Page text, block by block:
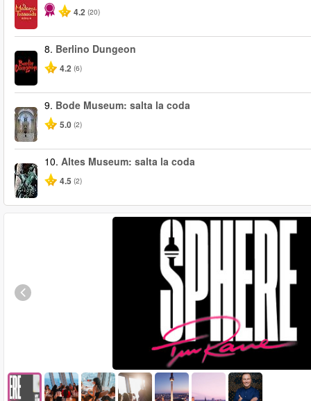
4.2 (20)
8. Berlino Dungeon
4.2 (6)
9. Bode Museum: salta la coda
5.0 (2)
10. Altes Museum: salta la coda
4.5 (2)